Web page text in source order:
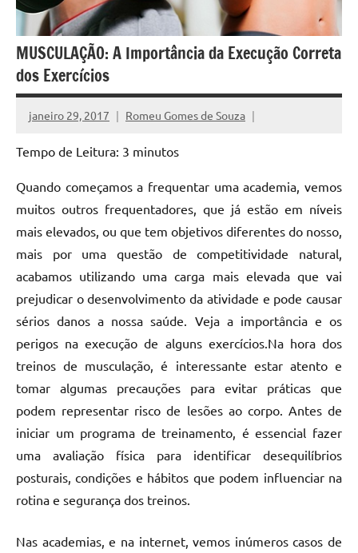
MUSCULAÇÃO: A Importância da Execução Correta
dos Exercícios
janeiro 29, 2017 Romeu Gomes de Souza
Tempo de Leitura: 3 minutos
Quando começamos a frequentar uma academia, vemos
muitos outros frequentadores, que já estão em níveis
mais elevados, ou que tem objetivos diferentes do nosso,
mais por uma questão de competitividade natural,
acabamos utilizando uma carga mais elevada que vai
prejudicar o desenvolvimento da atividade e pode causar
sérios danos a nossa saúde. Veja a importância e os
perigos na execução de alguns exercícios.Na hora dos
treinos de musculação, é interessante estar atento e
tomar algumas precauções para evitar práticas que
podem representar risco de lesões ao corpo. Antes de
iniciar um programa de treinamento, é essencial fazer
uma avaliação física para identificar desequilíbrios
posturais, condições e hábitos que podem influenciar na
rotina e segurança dos treinos.
Nas academias, e na internet, vemos inúmeros casos de